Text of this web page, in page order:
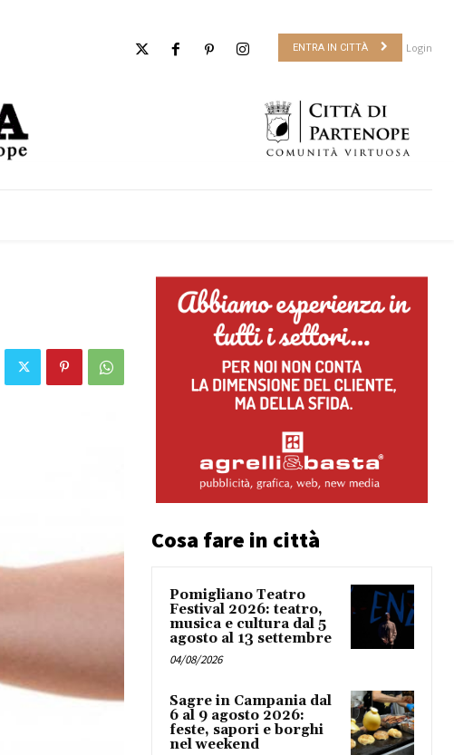
ENTRA IN CITTÀ Login
Cosa fare in città
Pomigliano Teatro
Festival 2026: teatro,
musica e cultura dal 5
agosto al 13 settembre
04/08/2026
Sagre in Campania dal
6 al 9 agosto 2026:
feste, sapori e borghi
nel weekend